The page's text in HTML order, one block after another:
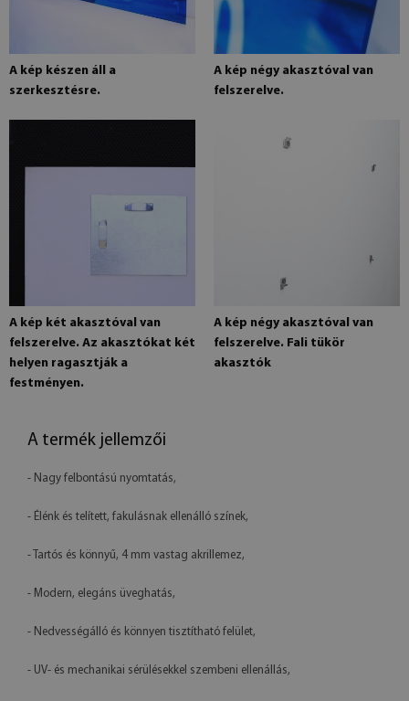
A kép készen áll a
szerkesztésre.
A kép négy akasztóval van
felszerelve.
A kép két akasztóval van
felszerelve. Az akasztókat két
helyen ragasztják a
festményen.
A kép négy akasztóval van
felszerelve. Fali tükör
akasztók
A termék jellemzői
- Nagy felbontású nyomtatás,
- Élénk és telített, fakulásnak ellenálló színek,
- Tartós és könnyű, 4 mm vastag akrillemez,
- Modern, elegáns üveghatás,
- Nedvességálló és könnyen tisztítható felület,
- UV- és mechanikai sérülésekkel szembeni ellenállás,